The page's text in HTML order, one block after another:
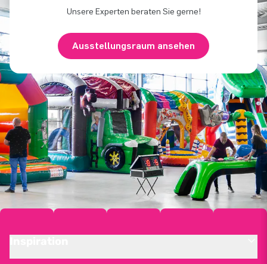
Unsere Experten beraten Sie gerne!
Ausstellungsraum ansehen